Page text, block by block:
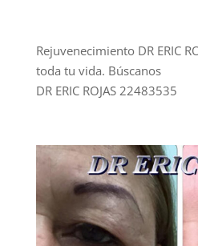
Rejuvenecimiento DR ERIC
toda tu vida. Búscanos
DR ERIC ROJAS 22483535